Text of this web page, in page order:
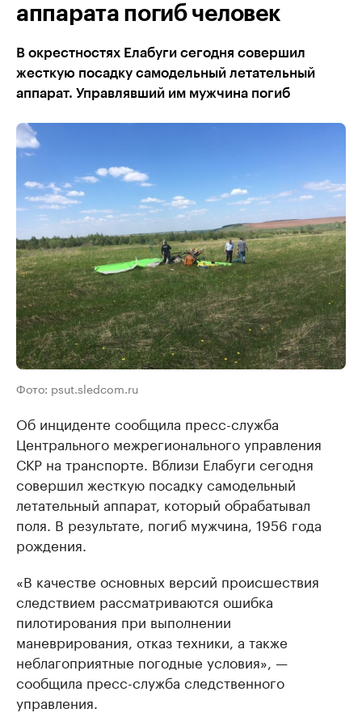
аппарата погиб человек
В окрестностях Елабуги сегодня совершил
жесткую посадку самодельный летательный
аппарат. Управлявший им мужчина погиб
Фото: psut.sledcom.ru
Об инциденте сообщила пресс-служба
Центрального межрегионального управления
СКР на транспорте. Вблизи Елабуги сегодня
совершил жесткую посадку самодельный
летательный аппарат, который обрабатывал
поля. В результате, погиб мужчина, 1956 года
рождения.
«В качестве основных версий происшествия
следствием рассматриваются ошибка
пилотирования при выполнении
маневрирования, отказ техники, а также
неблагоприятные погодные условия», —
сообщила пресс-служба следственного
управления.